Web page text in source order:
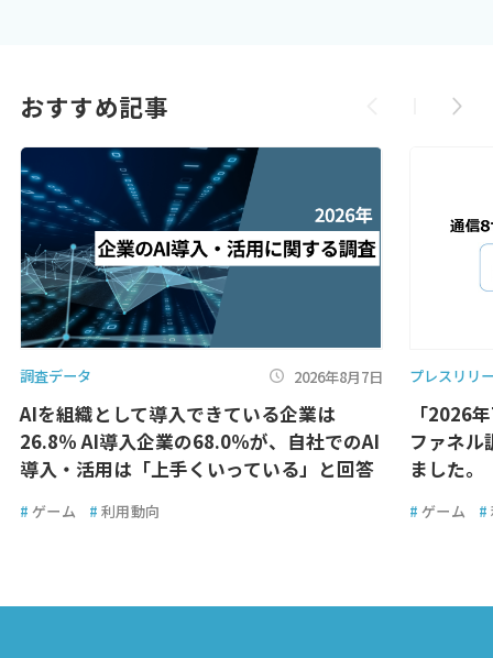
おすすめ記事
調査データ 2026年8月7日
AIを組織として導入できている企業は
26.8％ AI導入企業の68.0％が、自社でのAI
導入・活用は「上手くいっている」と回答
# ゲーム # 利用動向
プレスリリ
「2026
ファネル
ました。
# ゲーム #